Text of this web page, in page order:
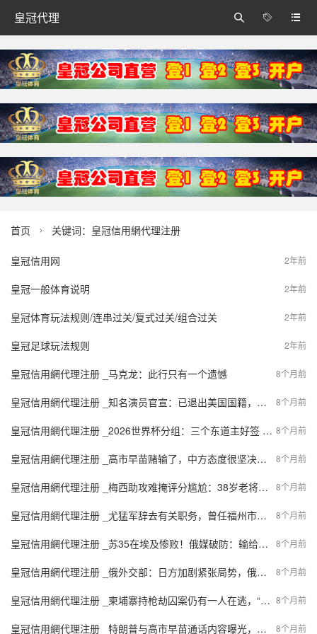
皇冠代理 


首页  关键词：皇冠信用網代理注册
2年前
皇冠信用网
2年前
皇冠一般体育说明
2年前
皇冠体育玩法规则/连串过关/复式过关/组合过关
2年前
皇冠足球玩法规则
8个月前
皇冠信用網代理注册 _马克龙：此行只有一个遗憾
8个月前
皇冠信用網代理注册 _知名演员官宣：已退出美国国籍，正式成为中国公民！
8个月前
皇冠信用網代理注册 _2026世界杯分组：三个东道主好签 法国挪威同组+日本战荷兰
8个月前
皇冠信用網代理注册 _高市早苗赌输了，中方态度很坚决，维新会选边站，不想成历史的罪人
8个月前
皇冠信用網代理注册 _梅西助攻难掩评分尴尬：38岁老将的战术转型与进球偏见的争论
8个月前
皇冠信用網代理注册 _尤猛军辞去有关职务，曾任福州市市长
8个月前
皇冠信用網代理注册 _苏35在埃及惨败！俄媒破防：输给了被中巴造“米格21”击落的阵风
8个月前
皇冠信用網代理注册 _俄外交部：日方加剧紧张局势，俄保留采取强硬回应的权利
8个月前
皇冠信用網代理注册 _柬埔寨持枪劫囚案仍有一人在逃，“大嫂”等被控杀人罪等多项重罪
8个月前
皇冠信用網代理注册 _特朗普与高市早苗通话内容曝光，时长25分钟，建议她不要在台湾主权问题上挑衅中国；此前高市对通话内容避而不谈